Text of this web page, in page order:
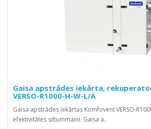
Gaisa apstrādes iekārta,
VERSO-R1000-H-W-L/A
Gaisa apstrādes iekārtas Komfovent VERSO-
efektivitātes siltummaini. Gaisa a..